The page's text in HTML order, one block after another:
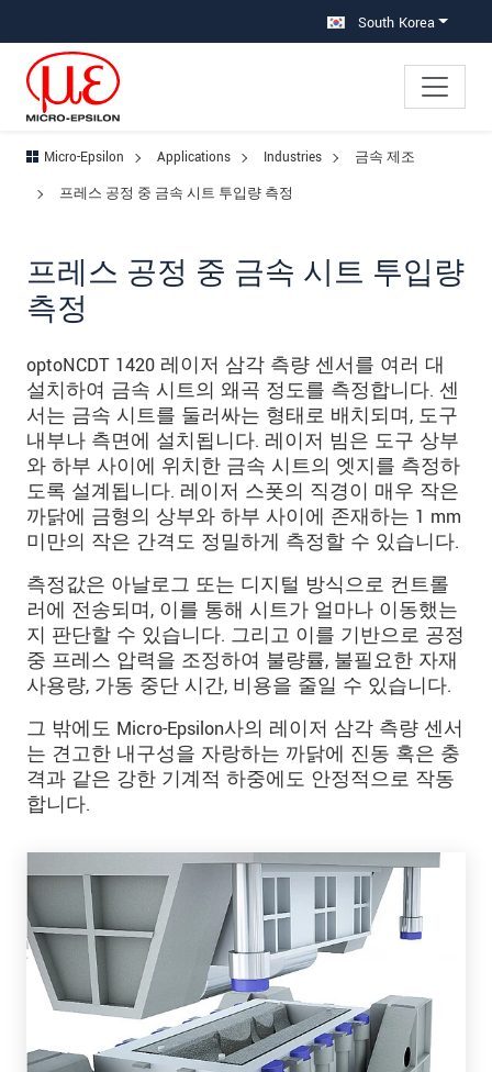
South Korea
Micro-Epsilon Applications Industries
금속 제조
프레스 공정 중 금속 시트 투입량 측정
프레스 공정 중 금속 시트 투입량
측정
optoNCDT 1420 레이저 삼각 측량 센서를 여러 대
설치하여 금속 시트의 왜곡 정도를 측정합니다. 센
서는 금속 시트를 둘러싸는 형태로 배치되며, 도구
내부나 측면에 설치됩니다. 레이저 빔은 도구 상부
와 하부 사이에 위치한 금속 시트의 엣지를 측정하
도록 설계됩니다. 레이저 스폿의 직경이 매우 작은
까닭에 금형의 상부와 하부 사이에 존재하는 1 mm
미만의 작은 간격도 정밀하게 측정할 수 있습니다.
측정값은 아날로그 또는 디지털 방식으로 컨트롤
러에 전송되며, 이를 통해 시트가 얼마나 이동했는
지 판단할 수 있습니다. 그리고 이를 기반으로 공정
중 프레스 압력을 조정하여 불량률, 불필요한 자재
사용량, 가동 중단 시간, 비용을 줄일 수 있습니다.
그 밖에도 Micro-Epsilon사의 레이저 삼각 측량 센서
는 견고한 내구성을 자랑하는 까닭에 진동 혹은 충
격과 같은 강한 기계적 하중에도 안정적으로 작동
합니다.